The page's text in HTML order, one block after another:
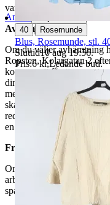
varor märkta endast
Avhämtning
Om du väljer avhämtning
Ropsten, Kolargatan 2
kommer att få ett separat
din order på Myrorna i
med legitimation.
ska hämtas senast 7
redo för avhämtning.
en avgift på 84 kr dras av
Frakt
Om du har valt frakt
arbetsdagar. När din vara
spårningsnummer av
Anmäl
40 | Rosemunde
Blus, Rosemunde, stl.
Sluttid10 aug 19:56.
Pris:6 kr,Ledande bud.